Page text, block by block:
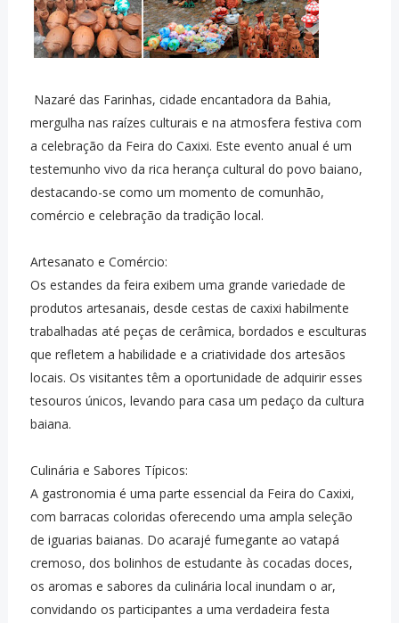
Nazaré das Farinhas, cidade encantadora da Bahia,
mergulha nas raízes culturais e na atmosfera festiva com
a celebração da Feira do Caxixi. Este evento anual é um
testemunho vivo da rica herança cultural do povo baiano,
destacando-se como um momento de comunhão,
comércio e celebração da tradição local.
Artesanato e Comércio:
Os estandes da feira exibem uma grande variedade de
produtos artesanais, desde cestas de caxixi habilmente
trabalhadas até peças de cerâmica, bordados e esculturas
que refletem a habilidade e a criatividade dos artesãos
locais. Os visitantes têm a oportunidade de adquirir esses
tesouros únicos, levando para casa um pedaço da cultura
baiana.
Culinária e Sabores Típicos:
A gastronomia é uma parte essencial da Feira do Caxixi,
com barracas coloridas oferecendo uma ampla seleção
de iguarias baianas. Do acarajé fumegante ao vatapá
cremoso, dos bolinhos de estudante às cocadas doces,
os aromas e sabores da culinária local inundam o ar,
convidando os participantes a uma verdadeira festa